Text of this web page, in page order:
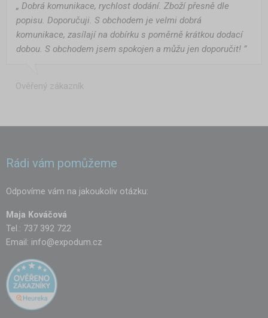
„ Dobrá komunikace, rychlost dodání. Zboží přesně dle
popisu. Doporučuji. S obchodem je velmi dobrá
komunikace, zasílají na dobírku s poměrně krátkou dodací
dobou. S obchodem jsem spokojen a můžu jen doporučit! ”
Ověřený zákazník
Rádi vám pomůžeme
Odpovíme vám na jakoukoliv otázku:
Maja Kováčová
Tel.: 737 392 722
Email: info@expodum.cz